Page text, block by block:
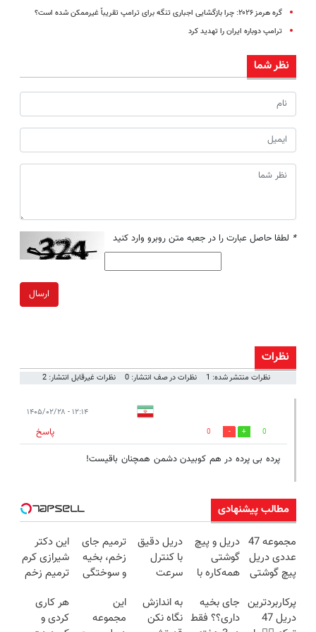
گره هرمز ۲۰۲۶: چرا بازگشایی اجباری تنگه برای ترامپ تقریباً غیرممکن شده است؟
ترامپ دوباره ایران را تهدید کرد
نظر شما
* لطفا حاصل عبارت را در جعبه متن روبرو وارد کنید
ارسال
نظرات
نظرات منتشر شده: 1 نظرات در صف انتشار: 0 نظرات غیرقابل انتشار: 2
۱۲:۱۴ - ۱۴۰۵/۰۲/۲۸
0
0
پاسخ
پرده بی پرده در هم کوبیدن دشمن همچنان باقیست!
مطالب پیشنهادی
مجموعه 47
عددی دریل
پیچ گوشتی
(تخفیف به
مدت
دریل و پیچ
گوشتی
همه‌کاره با
هوشمند ⚙️
(نصف
دریل دقیق
با کنترل
سرعت
(مجموعه
47عددی +
ترمیم جای
زخم، بخیه
و سوختگی
هفته!!😍
این دکتر
شیرازی کرم
ترمیم زخم
ساخت!!!
پرکاربردترین
دریل 47
جای بخیه
داری؟؟ فقط
به اندازش
نگاه نکن
این
مجموعه
هر کاری
کردی و